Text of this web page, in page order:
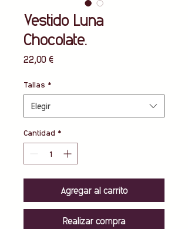
Vestido Luna
Chocolate.
22,00 €Precio
Tallas *
Elegir
Cantidad *
Agregar al carrito
Realizar compra